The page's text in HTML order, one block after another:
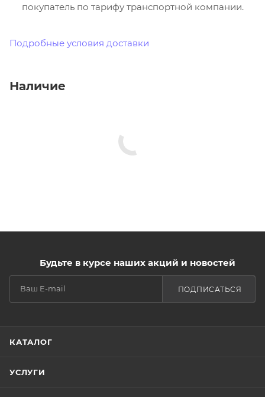
покупатель по тарифу транспортной компании.
Подробные условия доставки
Наличие
Будьте в курсе наших акций и новостей
ПОДПИСАТЬСЯ
КАТАЛОГ
УСЛУГИ